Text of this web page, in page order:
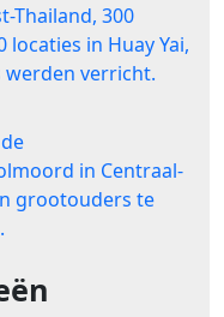
Thailand, 300
in Huay Yai,
verricht.
in Centraal-
grootouders te